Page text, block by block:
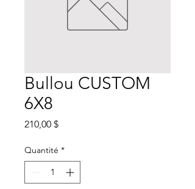
Bullou CUSTOM
6X8
210,00 $Prix
Quantité *